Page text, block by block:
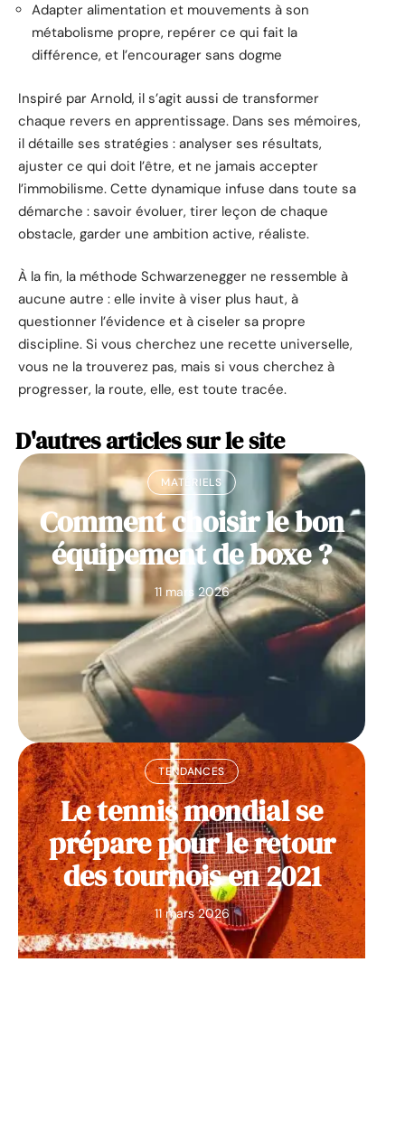
Adapter alimentation et mouvements à son
métabolisme propre, repérer ce qui fait la
différence, et l’encourager sans dogme
Inspiré par Arnold, il s’agit aussi de transformer
chaque revers en apprentissage. Dans ses mémoires,
il détaille ses stratégies : analyser ses résultats,
ajuster ce qui doit l’être, et ne jamais accepter
l’immobilisme. Cette dynamique infuse dans toute sa
démarche : savoir évoluer, tirer leçon de chaque
obstacle, garder une ambition active, réaliste.
À la fin, la méthode Schwarzenegger ne ressemble à
aucune autre : elle invite à viser plus haut, à
questionner l’évidence et à ciseler sa propre
discipline. Si vous cherchez une recette universelle,
vous ne la trouverez pas, mais si vous cherchez à
progresser, la route, elle, est toute tracée.
D'autres articles sur le site
MATÉRIELS
Comment choisir le bon
équipement de boxe ?
11 mars 2026
TENDANCES
Le tennis mondial se
prépare pour le retour
des tournois en 2021
11 mars 2026